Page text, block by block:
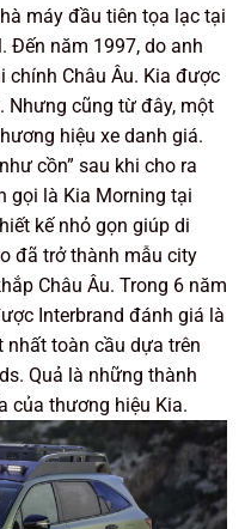
máy đầu tiên tọa lạc tại
Đến năm 1997, do anh
chính Châu Âu. Kia được
Nhưng cũng từ đây, một
hiệu xe danh giá.
cồn” sau khi cho ra
gọi là Kia Morning tại
kế nhỏ gọn giúp di
đã trở thành mẫu city
Châu Âu. Trong 6 năm
Interbrand đánh giá là
toàn cầu dựa trên
Quả là những thành
của thương hiệu Kia.